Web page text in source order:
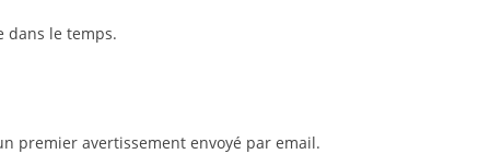
dans le temps.
premier avertissement envoyé par email.